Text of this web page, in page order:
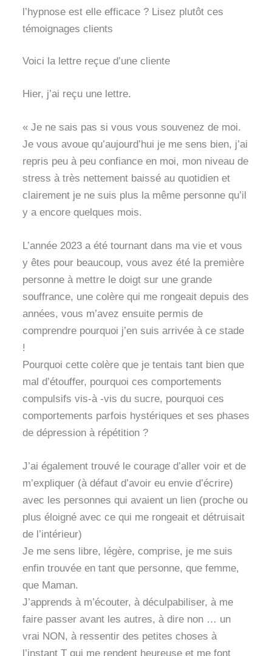
l’hypnose est elle efficace ? Lisez plutôt ces
témoignages clients
Voici la lettre reçue d’une cliente
Hier, j’ai reçu une lettre.
« Je ne sais pas si vous vous souvenez de moi.
Je vous avoue qu’aujourd’hui je me sens bien, j’ai
repris peu à peu confiance en moi, mon niveau de
stress à très nettement baissé au quotidien et
clairement je ne suis plus la même personne qu’il
y a encore quelques mois.
L’année 2023 a été tournant dans ma vie et vous
y êtes pour beaucoup, vous avez été la première
personne à mettre le doigt sur une grande
souffrance, une colère qui me rongeait depuis des
années, vous m’avez ensuite permis de
comprendre pourquoi j’en suis arrivée à ce stade
!
Pourquoi cette colère que je tentais tant bien que
mal d’étouffer, pourquoi ces comportements
compulsifs vis-à -vis du sucre, pourquoi ces
comportements parfois hystériques et ses phases
de dépression à répétition ?
J’ai également trouvé le courage d’aller voir et de
m’expliquer (à défaut d’avoir eu envie d’écrire)
avec les personnes qui avaient un lien (proche ou
plus éloigné avec ce qui me rongeait et détruisait
de l’intérieur)
Je me sens libre, légère, comprise, je me suis
enfin trouvée en tant que personne, que femme,
que Maman.
J’apprends à m’écouter, à déculpabiliser, à me
faire passer avant les autres, à dire non … un
vrai NON, à ressentir des petites choses à
l’instant T qui me rendent heureuse et me font